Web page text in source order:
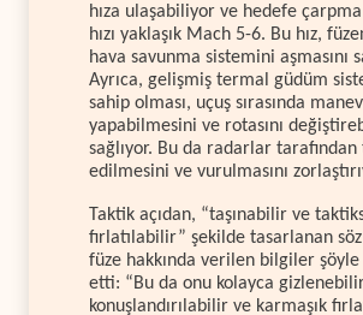
hıza ulaşabiliyor ve hedefe çarpma
hızı yaklaşık Mach 5-6. Bu hız,
hava savunma sistemini aşmasını
Ayrıca, gelişmiş termal güdüm
sahip olması, uçuş sırasında
yapabilmesini ve rotasını
sağlıyor. Bu da radarlar
edilmesini ve vurulmasını
Taktik açıdan, “taşınabilir ve
fırlatılabilir” şekilde tasarlanan
füze hakkında verilen bilgiler şöyle
etti: “Bu da onu kolayca
konuşlandırılabilir ve karmaşık